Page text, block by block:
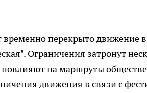
перекрыто движение
Ограничения затронут
на маршруты
движения в связи с